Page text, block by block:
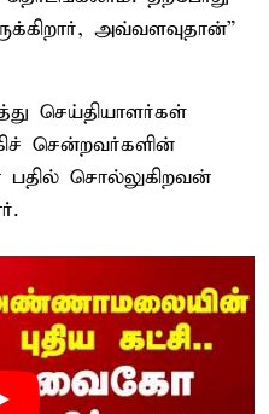
அவ்வளவுதான்”
செய்தியாளர்கள்
சென்றவர்களின்
சொல்லுகிறவன்